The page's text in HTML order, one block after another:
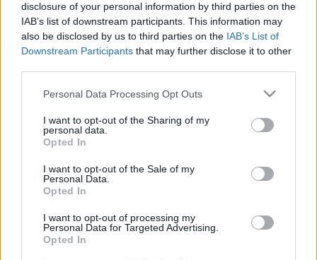
disclosure of your personal information by third parties on the
IAB’s list of downstream participants. This information may
also be disclosed by us to third parties on the IAB’s List of
Downstream Participants that may further disclose it to other
Please note that this website/app uses one or more Google
not limited to your visit or usage behaviour. You may click to
grant or deny consent to Google and its third-party tags to
use your data for below specified purposes in below Google
consent section.
Personal Data Processing Opt Outs
I want to opt-out of the Sharing of my
personal data.
Opted In
I want to opt-out of the Sale of my
Personal Data.
Opted In
I want to opt-out of processing my
Personal Data for Targeted Advertising.
Opted In
Breene: A rózsák királysága
Démonkirály átka 3.
Fülszöveg: Már túl késő…Azért, hogy
megmenthessem mindazt, amit szeretek, be kell
fejeznem a munkát, amit Nyfain elkezdett, és
legalávalóbb teremtménnyel, aki valaha létezett.
Magamat adtam mindenkiért, így a börtön az új